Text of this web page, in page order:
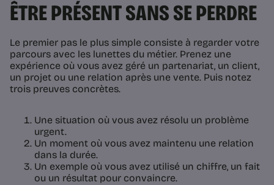
ÊTRE PRÉSENT SANS SE PERDRE
Le premier pas le plus simple consiste à regarder votre
parcours avec les lunettes du métier. Prenez une
expérience où vous avez géré un partenariat, un client,
un projet ou une relation après une vente. Puis notez
trois preuves concrètes.
Une situation où vous avez résolu un problème
urgent.
Un moment où vous avez maintenu une relation
dans la durée.
Un exemple où vous avez utilisé un chiffre, un fait
ou un résultat pour convaincre.